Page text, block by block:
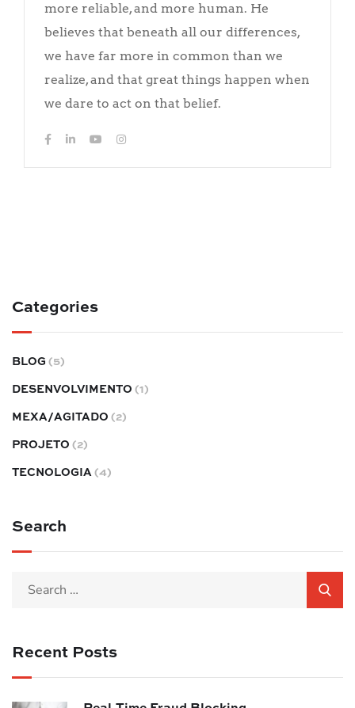
more reliable, and more human. He
believes that beneath all our differences,
we have far more in common than we
realize, and that great things happen when
we dare to act on that belief.
Categories
BLOG (5)
DESENVOLVIMENTO (1)
MEXA/AGITADO (2)
PROJETO (2)
TECNOLOGIA (4)
Search
Recent Posts